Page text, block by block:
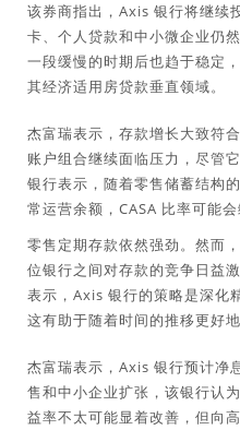
该券商指出，Axis 银行将继续
卡、个人贷款和中小微企业仍
一段缓慢的时期后也趋于稳定
其经济适用房贷款垂直领域。
杰富瑞表示，存款增长大致符
账户组合继续面临压力，尽管
银行表示，随着零售储蓄结构
常运营余额，CASA 比率可能会
零售定期存款依然强劲。然而
位银行之间对存款的竞争日益
表示，Axis 银行的策略是深化
这有助于随着时间的推移更好
杰富瑞表示，Axis 银行预计净
售和中小企业扩张，该银行认
益率不太可能显着改善，但向